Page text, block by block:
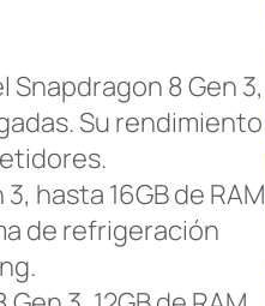
Snapdragon 8 Gen 3,
Su rendimiento
hasta 16GB de RAM
de refrigeración